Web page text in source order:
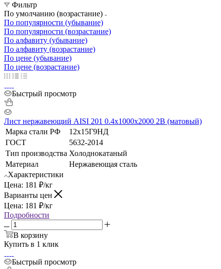
Фильтр
По умолчанию (возрастание)
По популярности (убывание)
По популярности (возрастание)
По алфавиту (убывание)
По алфавиту (возрастание)
По цене (убывание)
По цене (возрастание)
Быстрый просмотр
Лист нержавеющий AISI 201 0.4х1000х2000 2B (матовый)
Марка стали РФ
12х15Г9НД
ГОСТ
5632-2014
Тип производства Холоднокатаный
Материал
Нержавеющая сталь
Характеристики
Цена: 181 ₽/кг
Варианты цен
Цена: 181 ₽/кг
Подробности
В корзину
Купить в 1 клик
Быстрый просмотр